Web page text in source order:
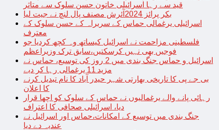
قید سے رہا اسرائیلی خاتون حسن سلوک سے متاثر
بکر پرائز 2024آئرش مصنف پال لنچ نے جیت لیا
اسرائیلی یرغمالی حماس کے سربراہ کے حسن سلوک کے
معترف
فلسطینی مزاحمت نے اسرائیل کیساتھ وہ کچھ کردیا جو
فوجیں بھی نہیں کرسکتیں،سابق ترک وزیراعظم
اسرائیل و حماس جنگ بندی میں 2 روز کی توسیع، حماس نے
مزید 11 یرغمالی رہا کر دیے
بی جے پی کا تاریخی بھارتی شہر حیدر آباد کا نام تبدیل کرنے
کا اعلان
رہائی پانے والے یرغمالیوں نے حماس کے سلوک کو اچھا قرار
دیا، اسرائیلی صحافی کا اعتراف
جنگ بندی میں توسیع کے امکانات،حماس اور اسرائیل نے
عندیہ دے دیا